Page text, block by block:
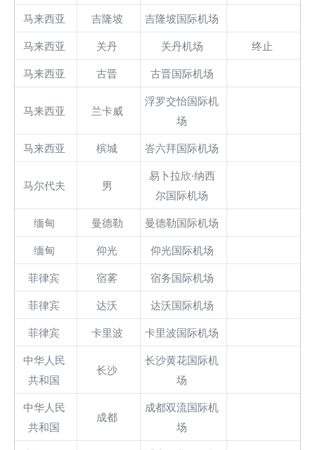
马来西亚 吉隆坡
吉隆坡国际机场
马来西亚
关丹 关丹机场
终止
马来西亚
古晋 古晋国际机场
马来西亚 兰卡威
浮罗交怡国际机
场
马来西亚
槟城 峇六拜国际机场
马尔代夫 男
易卜拉欣·纳西
尔国际机场
缅甸
曼德勒
曼德勒国际机场
缅甸
仰光
仰光国际机场
菲律宾
宿雾
宿务国际机场
菲律宾
达沃
达沃国际机场
菲律宾
卡里波
卡里波国际机场
中华人民
共和国
长沙
长沙黄花国际机
场
中华人民
共和国
成都
成都双流国际机
场